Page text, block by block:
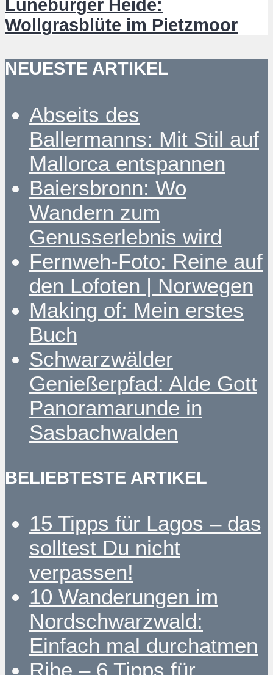
Lüneburger Heide:
Wollgrasblüte im Pietzmoor
NEUESTE ARTIKEL
Abseits des
Ballermanns: Mit Stil auf
Mallorca entspannen
Baiersbronn: Wo
Wandern zum
Genusserlebnis wird
Fernweh-Foto: Reine auf
den Lofoten | Norwegen
Making of: Mein erstes
Buch
Schwarzwälder
Genießerpfad: Alde Gott
Panoramarunde in
Sasbachwalden
BELIEBTESTE ARTIKEL
15 Tipps für Lagos – das
solltest Du nicht
verpassen!
10 Wanderungen im
Nordschwarzwald:
Einfach mal durchatmen
Ribe – 6 Tipps für